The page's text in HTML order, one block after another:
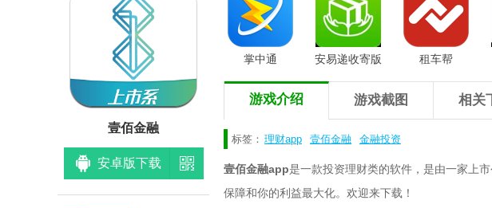
壹佰金融
安卓版下载
掌中通 安易递收寄版 租车帮
游戏介绍 游戏截图 相关
标签： 理财app 壹佰金融 金融投资
壹佰金融app是一款投资理财类的软件，是由一家上
保障和你的利益最大化。欢迎来下载！